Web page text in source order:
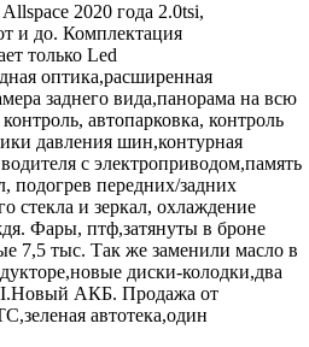
2020 года 2.0tsi,
и до. Комплектация
только Led
оптика,расширенная
заднего вида,панорама на всю
автопарковка, контроль
давления шин,контурная
с электроприводом,память
подогрев передних/задних
стекла и зеркал, охлаждение
Фары, птф,затянуты в броне
7,5 тыс. Так же заменили масло в
диски-колодки,два
АКБ. Продажа от
автотека,один